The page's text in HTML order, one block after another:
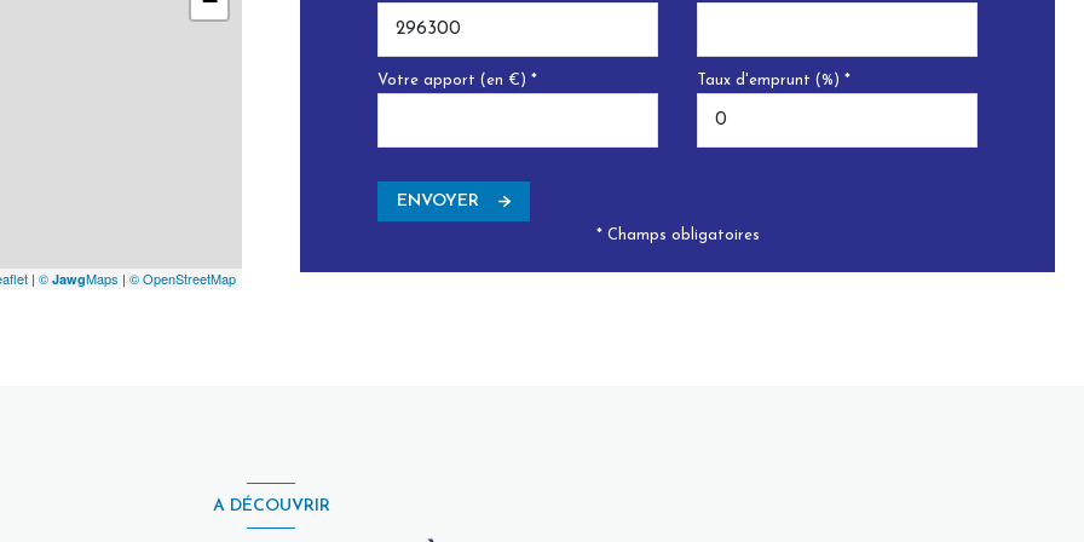
| © JawgMaps | © OpenStreetMap
Votre apport (en €) * Taux d'emprunt (%) *
ENVOYER
* Champs obligatoires
A DÉCOUVRIR